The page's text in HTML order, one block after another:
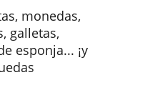
monedas,
galletas,
esponja... ¡y